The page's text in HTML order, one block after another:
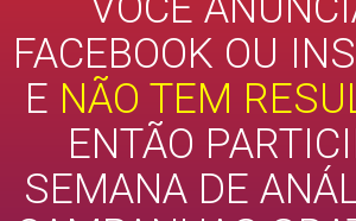
FACEBOOK OU
E NÃO TEM
ENTÃO
SEMANA DE